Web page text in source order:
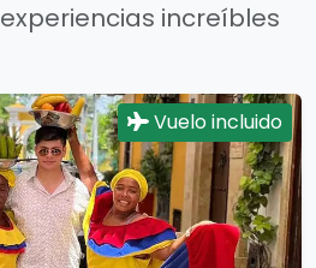
increíbles
Vuelo incluido